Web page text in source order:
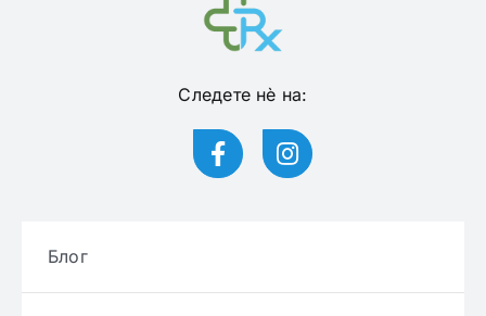
Следете нѐ на:
Блог